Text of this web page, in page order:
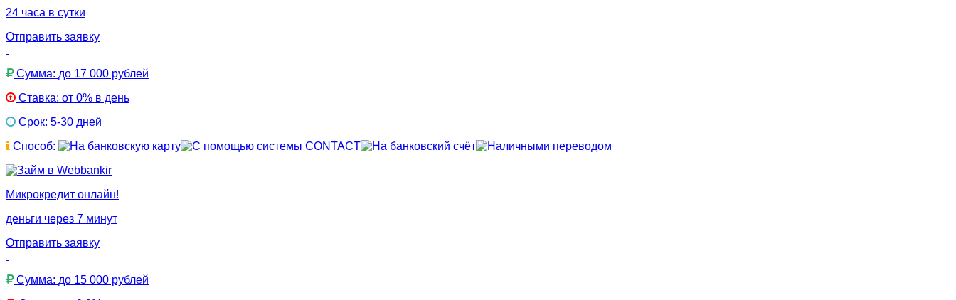
24 часа в сутки
Отправить заявку
Сумма: до 17 000 рублей
Ставка: от 0% в день
Срок: 5-30 дней
Способ:
Микрокредит онлайн!
деньги через 7 минут
Отправить заявку
Сумма: до 15 000 рублей